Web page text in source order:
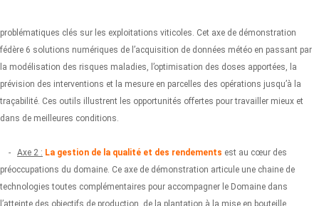
problématiques clés sur les exploitations viticoles. Cet axe de démonstration
fédère 6 solutions numériques de l’acquisition de données météo en passant par
la modélisation des risques maladies, l’optimisation des doses apportées, la
prévision des interventions et la mesure en parcelles des opérations jusqu’à la
traçabilité. Ces outils illustrent les opportunités offertes pour travailler mieux et
dans de meilleures conditions.
- Axe 2 : La gestion de la qualité et des rendements est au cœur des
préoccupations du domaine. Ce axe de démonstration articule une chaine de
technologies toutes complémentaires pour accompagner le Domaine dans
l’atteinte des objectifs de production, de la plantation à la mise en bouteille